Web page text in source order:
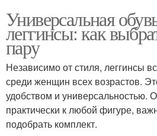
Универсальная
леггинсы: как
пару
Независимо от стиля, леггинсы
среди женщин всех возрастов.
удобством и универсальностью.
практически к любой фигуре,
подобрать комплект.